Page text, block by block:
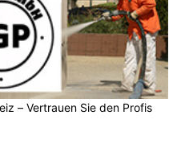
– Vertrauen Sie den Profis